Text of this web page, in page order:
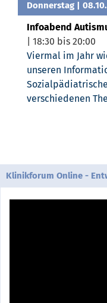
Donnerstag |
Infoabend
| 18:30 bis 20:00
Viermal im Jahr
unseren
verschiedenen
Klinikforum Online -